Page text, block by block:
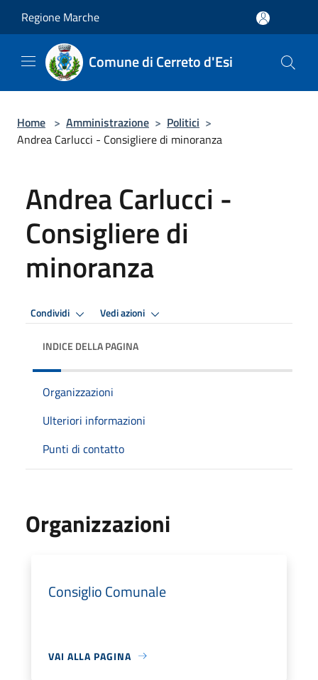
Regione Marche
Comune di Cerreto d'Esi
Home > Amministrazione > Politici >
Andrea Carlucci - Consigliere di minoranza
Andrea Carlucci -
Consigliere di
minoranza
Condividi Vedi azioni
INDICE DELLA PAGINA
Organizzazioni
Ulteriori informazioni
Punti di contatto
Organizzazioni
Consiglio Comunale
VAI ALLA PAGINA